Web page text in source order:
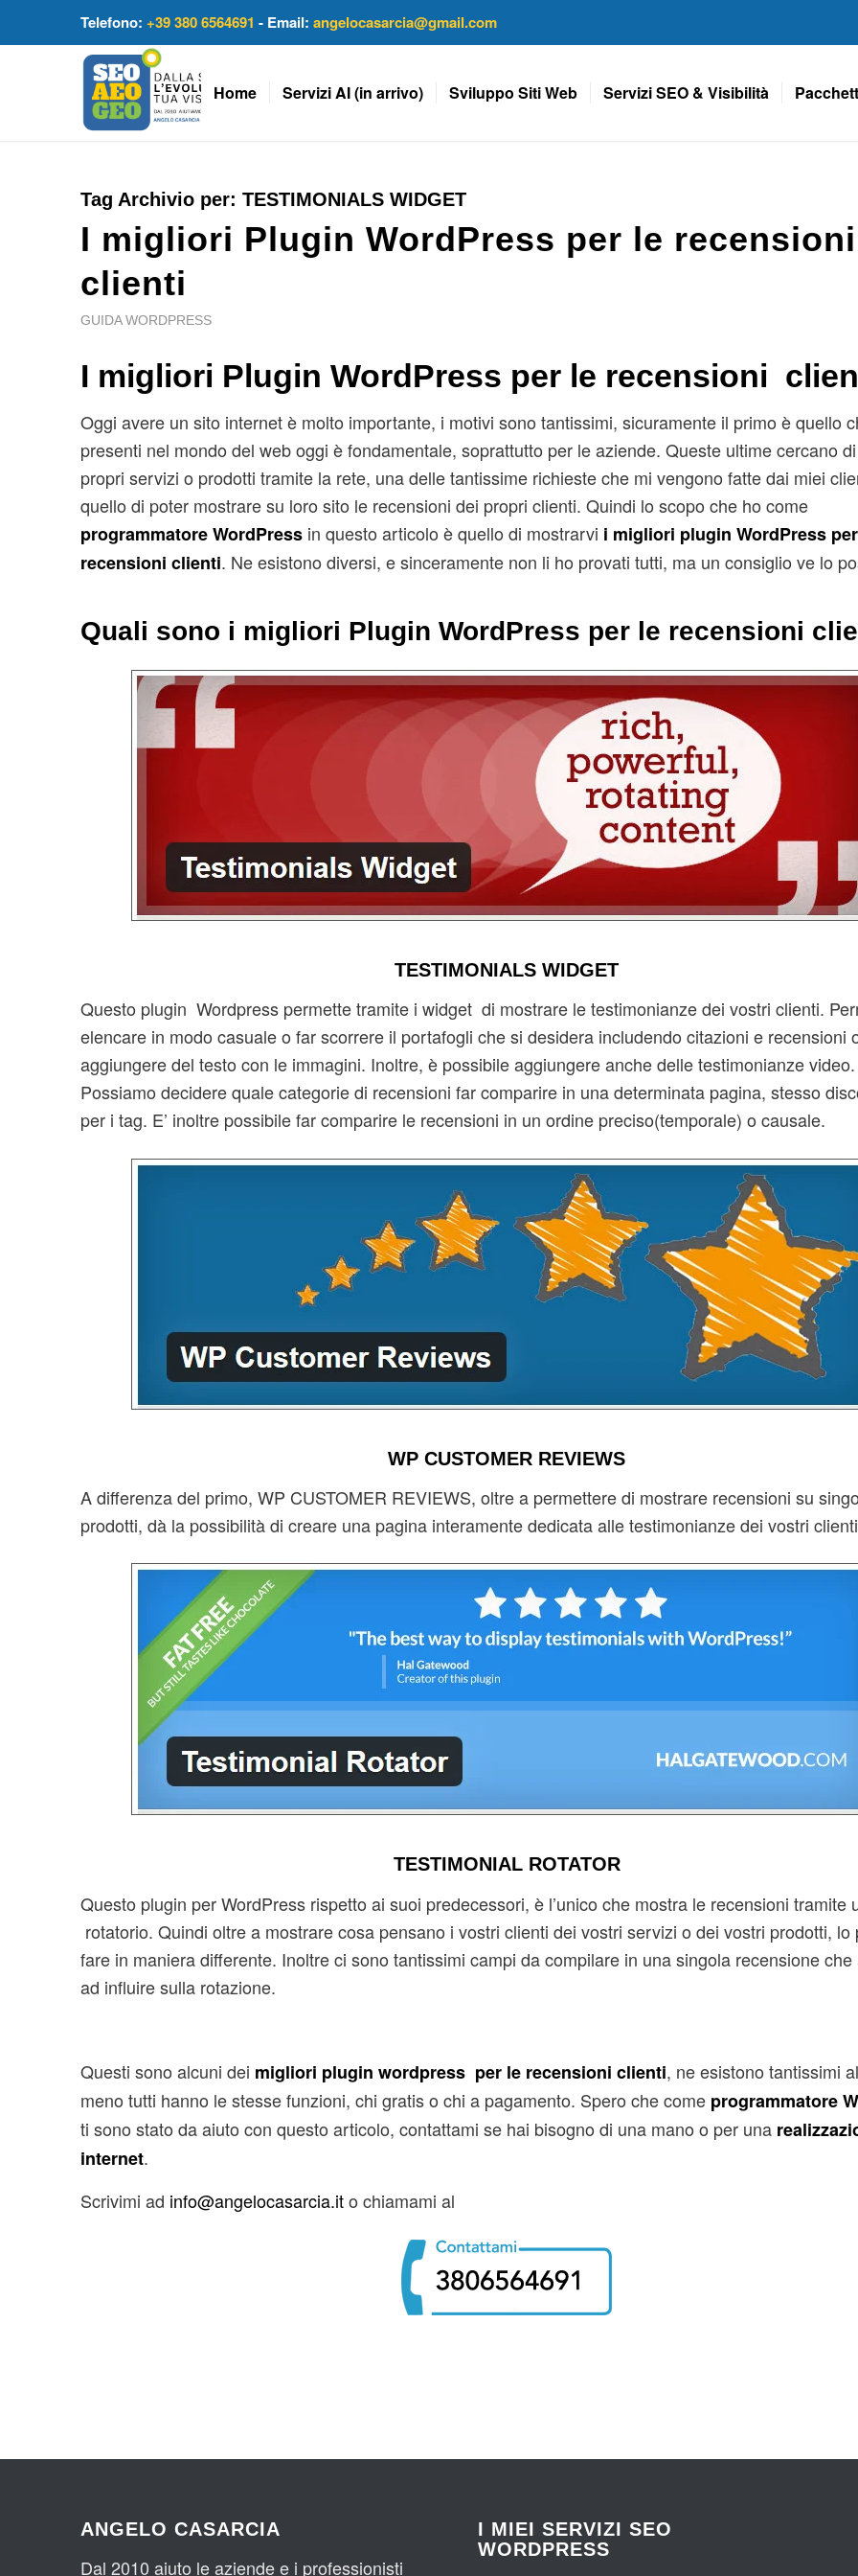
Telefono: +39 380 6564691 - Email: angelocasarcia@gmail.com
Home Servizi AI (in arrivo) Sviluppo Siti Web Servizi SEO & Visibilità
Tag Archivio per: TESTIMONIALS WIDGET
I migliori Plugin WordPress per le recensioni
clienti
GUIDA WORDPRESS
I migliori Plugin WordPress per le recensioni
Oggi avere un sito internet è molto importante, i motivi sono tantissimi, sicuramente il primo è quello
presenti nel mondo del web oggi è fondamentale, soprattutto per le aziende. Queste ultime cercano
propri servizi o prodotti tramite la rete, una delle tantissime richieste che mi vengono fatte dai miei
quello di poter mostrare su loro sito le recensioni dei propri clienti. Quindi lo scopo che ho come
programmatore WordPressin questo articolo è quello di mostrarvi i migliori plugin WordPress
recensioni clienti. Ne esistono diversi, e sinceramente non li ho provati tutti, ma un consiglio ve lo
Quali sono i migliori Plugin WordPress per le recensioni
TESTIMONIALS WIDGET
Questo plugin Wordpress permette tramite i widget di mostrare le testimonianze dei vostri clienti.
elencare in modo casuale o far scorrere il portafogli che si desidera includendo citazioni e recensioni
aggiungere del testo con le immagini. Inoltre, è possibile aggiungere anche delle testimonianze video.
Possiamo decidere quale categorie di recensioni far comparire in una determinata pagina, stesso
per i tag. E’ inoltre possibile far comparire le recensioni in un ordine preciso(temporale) o causale.
WP CUSTOMER REVIEWS
A differenza del primo, WP CUSTOMER REVIEWS, oltre a permettere di mostrare recensioni su
prodotti, dà la possibilità di creare una pagina interamente dedicata alle testimonianze dei vostri
TESTIMONIAL ROTATOR
Questo plugin per WordPress rispetto ai suoi predecessori, è l’unico che mostra le recensioni tramite
rotatorio. Quindi oltre a mostrare cosa pensano i vostri clienti dei vostri servizi o dei vostri prodotti, lo
fare in maniera differente. Inoltre ci sono tantissimi campi da compilare in una singola recensione che
ad influire sulla rotazione.
Questi sono alcuni dei migliori plugin wordpress per le recensioni clienti, ne esistono tantissimi
meno tutti hanno le stesse funzioni, chi gratis o chi a pagamento. Spero che come programmatore
ti sono stato da aiuto con questo articolo, contattami se hai bisogno di una mano o per una
internet.
Scrivimi ad info@angelocasarcia.ito chiamami al
ANGELO CASARCIA
Dal 2010 aiuto le aziende e i professionisti
I MIEI SERVIZI SEO
WORDPRESS